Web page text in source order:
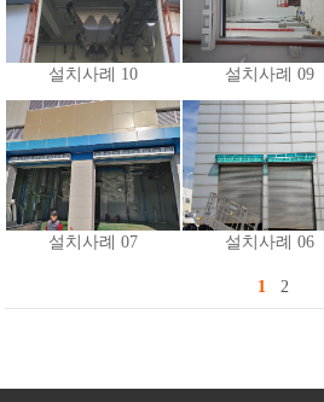
설치사례 10 설치사례 09
설치사례 07 설치사례 06
1 2